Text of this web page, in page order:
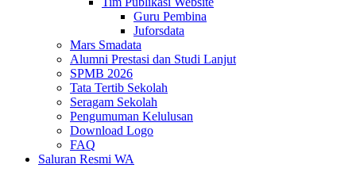
Guru Pembina
Juforsdata
Mars Smadata
Alumni Prestasi dan Studi Lanjut
SPMB 2026
Tata Tertib Sekolah
Seragam Sekolah
Pengumuman Kelulusan
Download Logo
FAQ
Saluran Resmi WA